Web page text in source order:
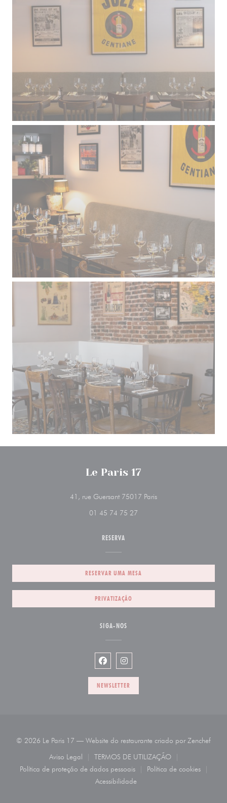
Le Paris 17
41, rue Guersant 75017 Paris((abre numa nova
01 45 74 75 27
RESERVA
RESERVAR UMA MESA
PRIVATIZAÇÃO
SIGA-NOS
Facebook ((abre numa nova janela))
Instagram ((abre numa nova
NEWSLETTER
© 2026 Le Paris 17 — Website do restaurante criado porZenchef
Aviso Legal
((abre numa nova janela))
TERMOS DE UTILIZAÇÃO
((abre numa nova janela))
Política de proteção de dados pessoais
((abre numa nova janela))
Política de cookies
Acessibilidade